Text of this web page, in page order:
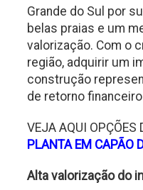
Grande do Sul por
belas praias e um
valorização. Com o
região, adquirir um
construção
de retorno
VEJA AQUI OPÇÕES
PLANTA EM CAPÃO
Alta valorização do